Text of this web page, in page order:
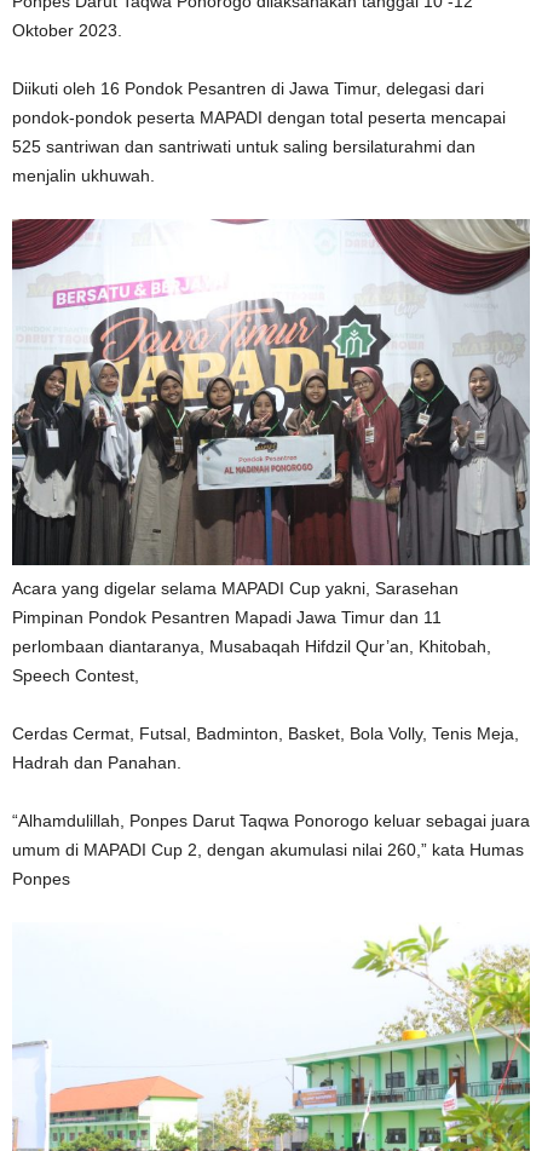
Oktober 2023.
Diikuti oleh 16 Pondok Pesantren di Jawa Timur, delegasi dari
pondok-pondok peserta MAPADI dengan total peserta mencapai
525 santriwan dan santriwati untuk saling bersilaturahmi dan
menjalin ukhuwah.
Acara yang digelar selama MAPADI Cup yakni, Sarasehan
Pimpinan Pondok Pesantren Mapadi Jawa Timur dan 11
perlombaan diantaranya, Musabaqah Hifdzil Qur’an, Khitobah,
Speech Contest,
Cerdas Cermat, Futsal, Badminton, Basket, Bola Volly, Tenis Meja,
Hadrah dan Panahan.
“Alhamdulillah, Ponpes Darut Taqwa Ponorogo keluar sebagai juara
umum di MAPADI Cup 2, dengan akumulasi nilai 260,” kata Humas
Ponpes